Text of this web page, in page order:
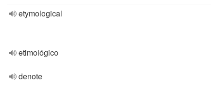
etymological
etimológico
denote